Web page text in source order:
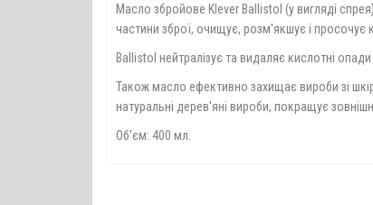
Масло збройове Klever Ballistol (у вигляді
частини зброї, очищує, розм'якшує і просочує
Ballistol нейтралізує та видаляє кислотні
Також масло ефективно захищає вироби зі
натуральні дерев'яні вироби, покращує
Об'єм: 400 мл.